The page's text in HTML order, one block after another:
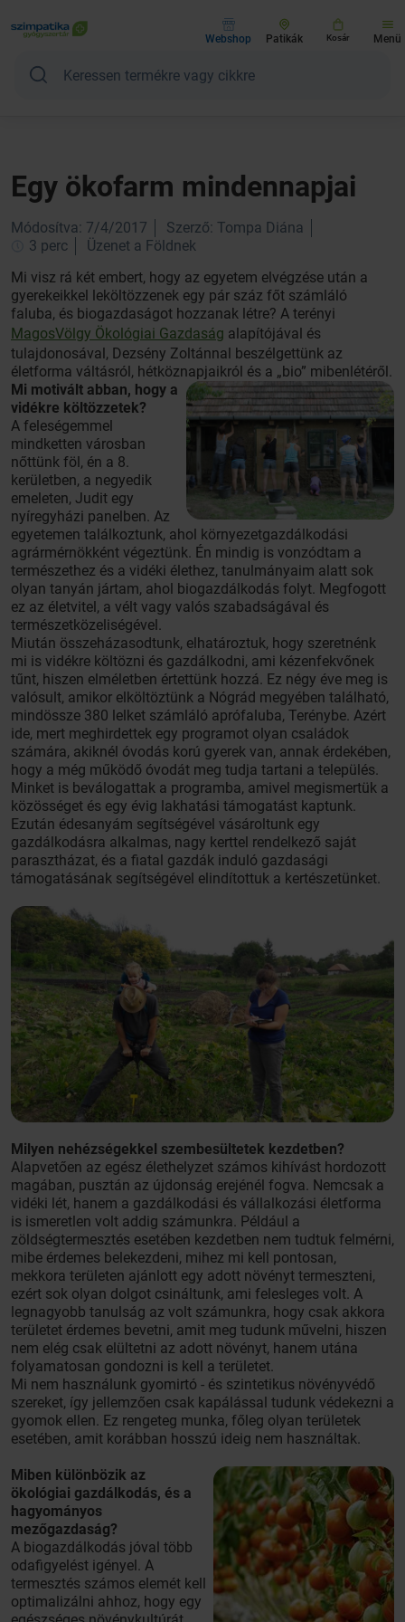
Webshop Patikák Kosár Menü
Egy ökofarm mindennapjai
Módosítva: 7/4/2017
Szerző: Tompa Diána
3 perc
Üzenet a Földnek
Mi visz rá két embert, hogy az egyetem elvégzése után a
gyerekeikkel leköltözzenek egy pár száz főt számláló
faluba, és biogazdaságot hozzanak létre? A terényi
MagosVölgy Ökológiai Gazdaság alapítójával és
tulajdonosával, Dezsény Zoltánnal beszélgettünk az
életforma váltásról, hétköznapjaikról és a „bio” mibenlétéről.
Mi motivált abban, hogy a
vidékre költözzetek?
A feleségemmel
mindketten városban
nőttünk föl, én a 8.
kerületben, a negyedik
emeleten, Judit egy
nyíregyházi panelben. Az
egyetemen találkoztunk, ahol környezetgazdálkodási
agrármérnökként végeztünk. Én mindig is vonzódtam a
természethez és a vidéki élethez, tanulmányaim alatt sok
olyan tanyán jártam, ahol biogazdálkodás folyt. Megfogott
ez az életvitel, a vélt vagy valós szabadságával és
természetközeliségével.
Miután összeházasodtunk, elhatároztuk, hogy szeretnénk
mi is vidékre költözni és gazdálkodni, ami kézenfekvőnek
tűnt, hiszen elméletben értettünk hozzá. Ez négy éve meg is
valósult, amikor elköltöztünk a Nógrád megyében található,
mindössze 380 lelket számláló aprófaluba, Terénybe. Azért
ide, mert meghirdettek egy programot olyan családok
számára, akiknél óvodás korú gyerek van, annak érdekében,
hogy a még működő óvodát meg tudja tartani a település.
Minket is beválogattak a programba, amivel megismertük a
közösséget és egy évig lakhatási támogatást kaptunk.
Ezután édesanyám segítségével vásároltunk egy
gazdálkodásra alkalmas, nagy kerttel rendelkező saját
parasztházat, és a fiatal gazdák induló gazdasági
támogatásának segítségével elindítottuk a kertészetünket.
Milyen nehézségekkel szembesültetek kezdetben?
Alapvetően az egész élethelyzet számos kihívást hordozott
magában, pusztán az újdonság erejénél fogva. Nemcsak a
vidéki lét, hanem a gazdálkodási és vállalkozási életforma
is ismeretlen volt addig számunkra. Például a
zöldségtermesztés esetében kezdetben nem tudtuk felmérni,
mibe érdemes belekezdeni, mihez mi kell pontosan,
mekkora területen ajánlott egy adott növényt termeszteni,
ezért sok olyan dolgot csináltunk, ami felesleges volt. A
legnagyobb tanulság az volt számunkra, hogy csak akkora
területet érdemes bevetni, amit meg tudunk művelni, hiszen
nem elég csak elültetni az adott növényt, hanem utána
folyamatosan gondozni is kell a területet.
Mi nem használunk gyomirtó - és szintetikus növényvédő
szereket, így jellemzően csak kapálással tudunk védekezni a
gyomok ellen. Ez rengeteg munka, főleg olyan területek
esetében, amit korábban hosszú ideig nem használtak.
Miben különbözik az
ökológiai gazdálkodás, és a
hagyományos
mezőgazdaság?
A biogazdálkodás jóval több
odafigyelést igényel. A
termesztés számos elemét kell
optimalizálni ahhoz, hogy egy